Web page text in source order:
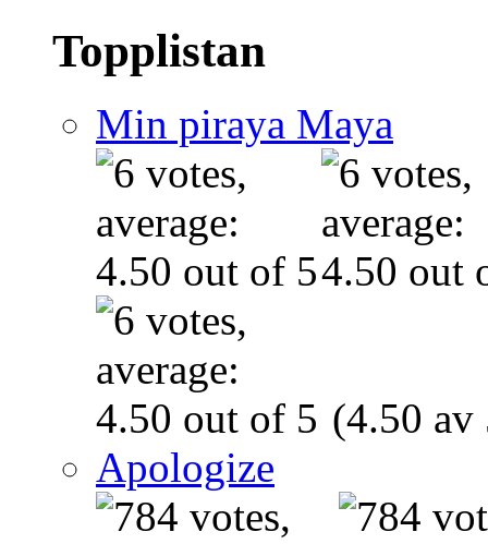
Topplistan
Min piraya Maya
(4.50 av
Apologize